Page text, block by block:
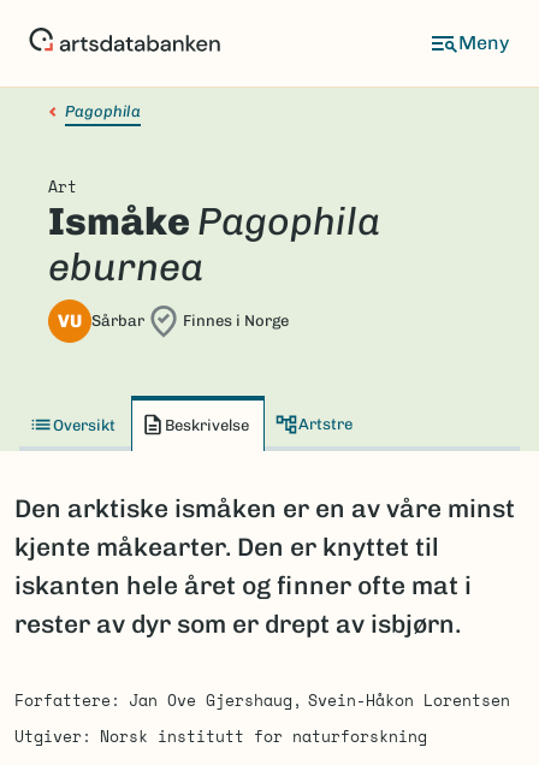
Pagophila
Art
Ismåke Pagophila
eburnea
VU Sårbar Finnes i Norge
Oversikt Beskrivelse Artstre
Den arktiske ismåken er en av våre minst
kjente måkearter. Den er knyttet til
iskanten hele året og finner ofte mat i
rester av dyr som er drept av isbjørn.
Forfattere Jan Ove Gjershaug
Svein-Håkon Lorentsen
Utgiver
Norsk institutt for naturforskning